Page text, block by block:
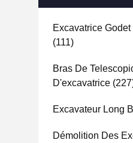
Excavatrice
(111)
Bras De
D'excavatrice
Excavateur Long
Démolition Des